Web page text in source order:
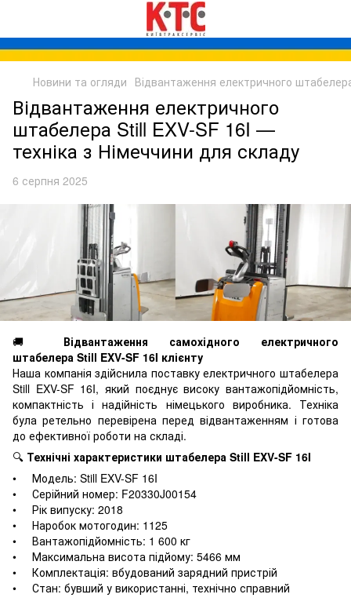
Новини та огляди Відвантаження електричного
Відвантаження електричного
штабелера Still EXV-SF 16I —
техніка з Німеччини для складу
6 серпня 2025
🚚
Відвантаження самохідного електричного
штабелера Still EXV-SF 16I клієнту
Наша компанія здійснила поставку електричного штабелера
Still EXV-SF 16I, який поєднує високу вантажопідйомність,
компактність і надійність німецького виробника. Техніка
була ретельно перевірена перед відвантаженням і готова
до ефективної роботи на складі.
🔍 Технічні характеристики штабелера Still EXV-SF 16I
• Модель: Still EXV-SF 16I
• Серійний номер: F20330J00154
• Рік випуску: 2018
• Наробок мотогодин: 1125
• Вантажопідйомність: 1 600 кг
• Максимальна висота підйому: 5466 мм
• Комплектація: вбудований зарядний пристрій
• Стан: бувший у використанні, технічно справний